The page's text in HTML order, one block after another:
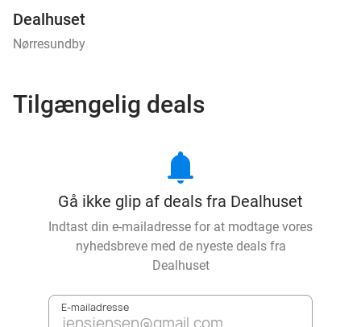
Dealhuset
Nørresundby
Tilgængelig deals
notifications
Gå ikke glip af deals fra Dealhuset
Indtast din e-mailadresse for at modtage vores
nyhedsbreve med de nyeste deals fra
Dealhuset
E-mailadresse